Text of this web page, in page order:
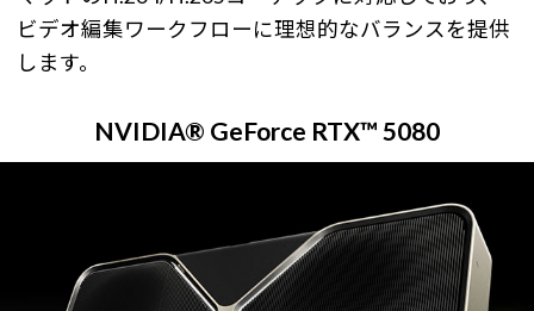
ビデオ編集ワークフローに理想的なバランスを提供
します。
NVIDIA® GeForce RTX™ 5080